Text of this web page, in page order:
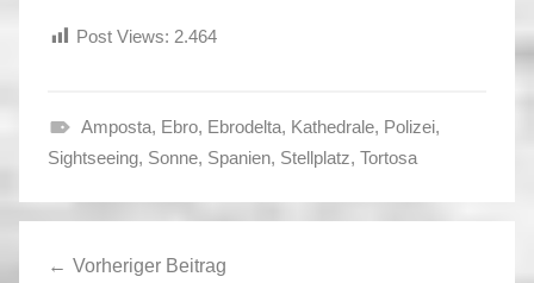
Post Views: 2.464
F
a
Amposta, Ebro, Ebrodelta, Kathedrale, Polizei,
Sightseeing, Sonne, Spanien, Stellplatz, Tortosa
Vorheriger Beitrag